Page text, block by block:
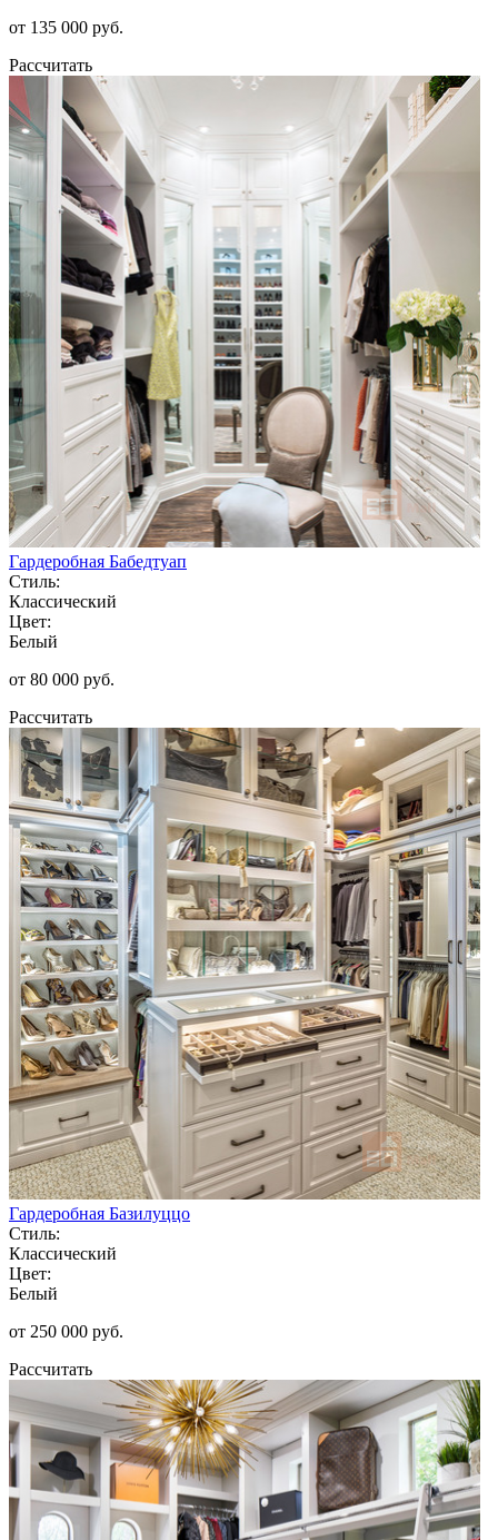
от 135 000 руб.
Рассчитать
Гардеробная Бабедтуап
Стиль:
Классический
Цвет:
Белый
от 80 000 руб.
Рассчитать
Гардеробная Базилуццо
Стиль:
Классический
Цвет:
Белый
от 250 000 руб.
Рассчитать